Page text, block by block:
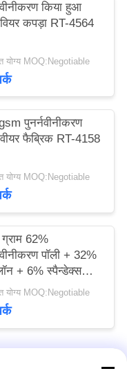
किया हुआ
कपड़ा RT-4564
योग्य MOQ:Negotiable
पुनर्नवीनीकरण
फैब्रिक RT-4158
योग्य MOQ:Negotiable
62%
पॉली + 32%
+ 6% स्पैन्डेक्स
स्विमवियर
RT-4646
योग्य MOQ:Negotiable
सभी